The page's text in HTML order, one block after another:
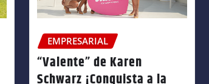
EMPRESARIAL
“Valente” de Karen